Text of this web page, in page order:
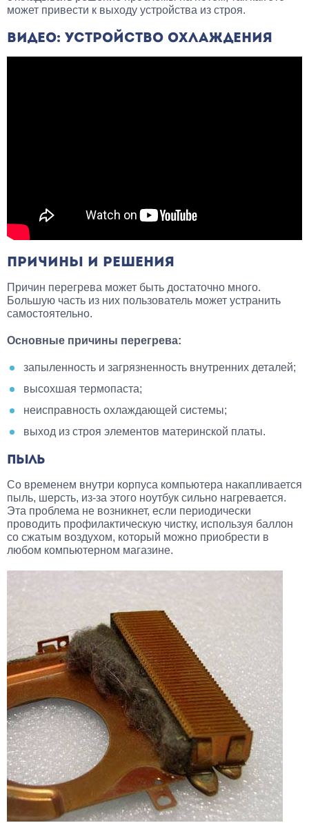
может привести к выходу устройства из строя.
ВИДЕО: УСТРОЙСТВО ОХЛАЖДЕНИЯ
ПРИЧИНЫ И РЕШЕНИЯ
Причин перегрева может быть достаточно много.
Большую часть из них пользователь может устранить
самостоятельно.
Основные причины перегрева:
запыленность и загрязненность внутренних деталей;
высохшая термопаста;
неисправность охлаждающей системы;
выход из строя элементов материнской платы.
ПЫЛЬ
Со временем внутри корпуса компьютера накапливается
пыль, шерсть, из-за этого ноутбук сильно нагревается.
Эта проблема не возникнет, если периодически
проводить профилактическую чистку, используя баллон
со сжатым воздухом, который можно приобрести в
любом компьютерном магазине.